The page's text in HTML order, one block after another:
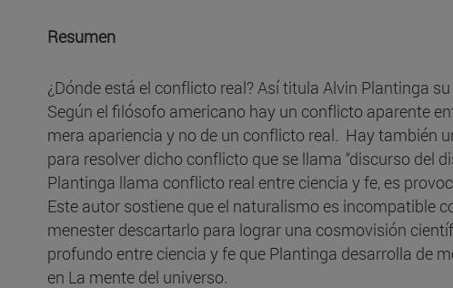
Resumen
¿Dónde está el conflicto real? Así titula Alvin Plantinga
Según el filósofo americano hay un conflicto aparente
mera apariencia y no de un conflicto real. Hay también
para resolver dicho conflicto que se llama “discurso del
Plantinga llama conflicto real entre ciencia y fe, es
Este autor sostiene que el naturalismo es incompatible
menester descartarlo para lograr una cosmovisión
profundo entre ciencia y fe que Plantinga desarrolla de
en La mente del universo.